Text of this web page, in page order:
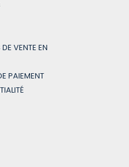
VENTE EN
PAIEMENT